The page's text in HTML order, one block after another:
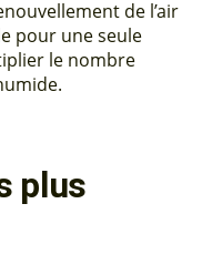
de l’air
pour une seule
le nombre
plus